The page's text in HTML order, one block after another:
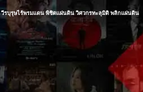
วีรบุรุษไร้พรมแดน พิชิตแผ่นดิน วิศวกรทะลุมิติ พลิกแผ่นดิน